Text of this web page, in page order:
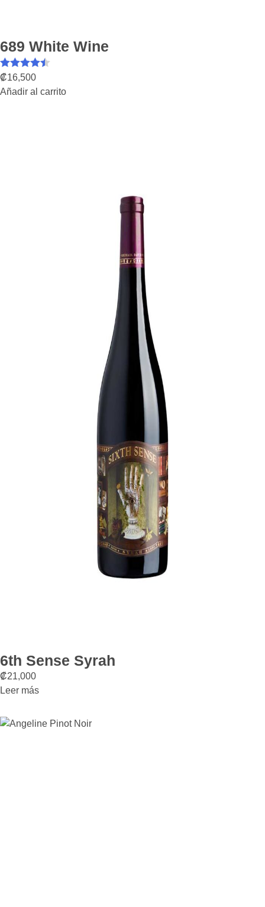
689 White Wine
Valorado
con4.50de
₡16,500
Añadir al carrito
6th Sense Syrah
₡21,000
Leer más